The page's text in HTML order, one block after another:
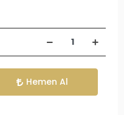
Hemen Al